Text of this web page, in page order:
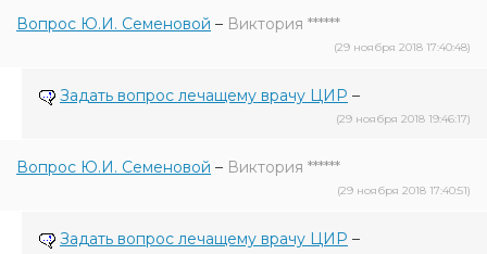
Вопрос Ю.И. Семеновой – Виктория ******
(29 ноября 2018 17:40:48)
Задать вопрос лечащему врачу ЦИР –
(29 ноября 2018 19:46:17)
Вопрос Ю.И. Семеновой – Виктория ******
(29 ноября 2018 17:40:51)
Задать вопрос лечащему врачу ЦИР –